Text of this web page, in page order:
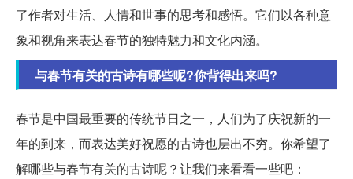
了作者对生活、人情和世事的思考和感悟。它们以各种意
象和视角来表达春节的独特魅力和文化内涵。
与春节有关的古诗有哪些呢?你背得出来吗?
春节是中国最重要的传统节日之一，人们为了庆祝新的一
年的到来，而表达美好祝愿的古诗也层出不穷。你希望了
解哪些与春节有关的古诗呢？让我们来看看一些吧：